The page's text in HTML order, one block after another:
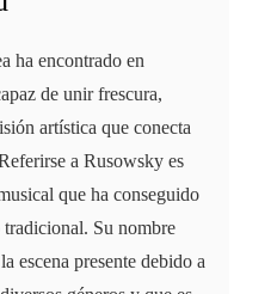
ha encontrado en
de unir frescura,
artística que conecta
a Rusowsky es
que ha conseguido
tradicional. Su nombre
escena presente debido a